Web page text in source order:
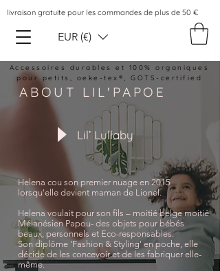
livraison gratuite pour les commandes de plus de 50 €
Accessoires durables et 100% organiques
pour petits, oeke-tex®, GOTS-certified
EUR (€)
ABOUT LIL'PAPOE
Lil’ Lullaby
Helena cou son premier nuage en 2015
lorsqu'elle devient maman de Lionel.
Helena voulait pour son fils – moitié belge moitié
Mélanésien Papou- des objets pour bébés
beaux, personnels et Eco-responsables.
Son diplôme 'Fashion & Styling' en poche, elle
décide de les concevoir et de les fabriquer elle-
même.